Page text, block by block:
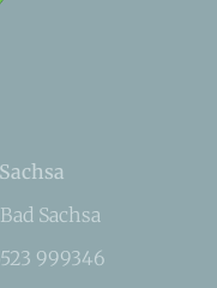
Sachsa
999346